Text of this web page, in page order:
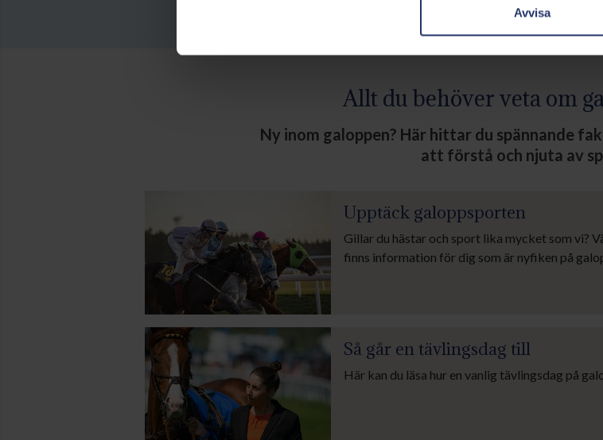
Avvisa
Allt du behöver veta om
Ny inom galoppen? Här hittar du spännande
att förstå och njuta av
Upptäck galoppsporten
Gillar du hästar och sport lika mycket som vi?
finns information för dig som är nyfiken på
Så går en tävlingsdag till
Här kan du läsa hur en vanlig tävlingsdag på